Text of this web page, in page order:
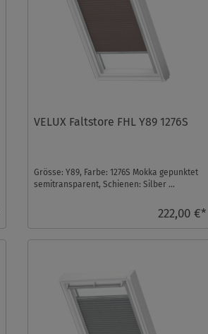
VELUX Faltstore FHL Y89 1276S
Grösse: Y89, Farbe: 1276S Mokka gepunktet
semitransparent, Schienen: Silber ...
222,00 €*